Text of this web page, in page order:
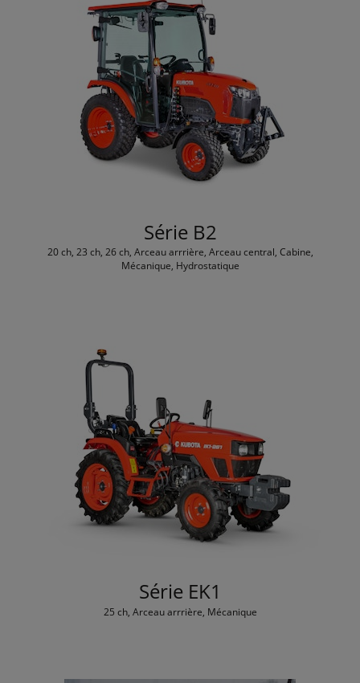
Série B2
20 ch, 23 ch, 26 ch, Arceau arrrière, Arceau central, Cabine,
Mécanique, Hydrostatique
Série EK1
25 ch, Arceau arrrière, Mécanique